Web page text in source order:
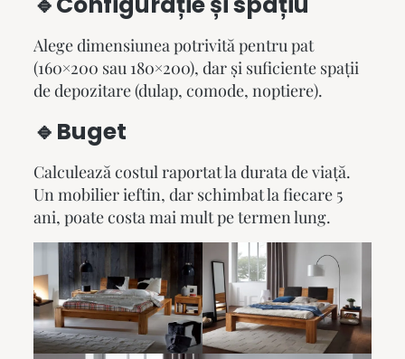
Alege dimensiunea potrivită pentru pat
(160×200 sau 180×200), dar și suficiente spații
de depozitare (dulap, comode, noptiere).
🔹Buget
Calculează costul raportat la durata de viață.
Un mobilier ieftin, dar schimbat la fiecare 5
ani, poate costa mai mult pe termen lung.